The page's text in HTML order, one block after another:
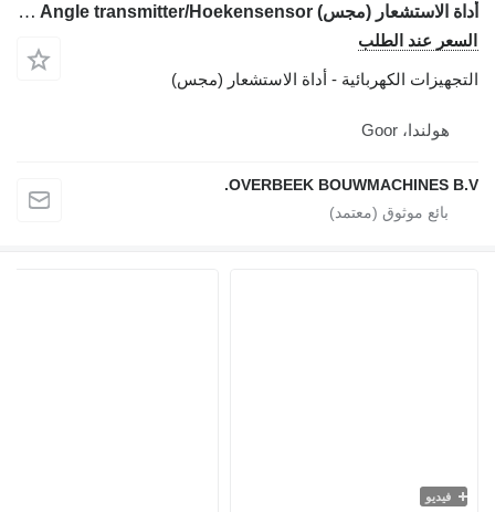
أداة الاستشعار (مجس) Hitachi ZW310TPD-6 - Angle transmitter/Hoekensensor لـ جرافة ذات عجلات
السعر عند الطلب
التجهيزات الكهربائية - أداة الاستشعار (مجس)
هولندا، Goor
OVERBEEK BOUWMACHINES B.V.
فيديو